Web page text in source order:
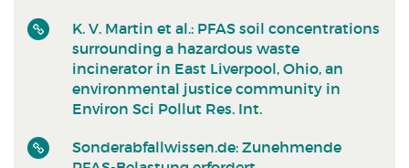
K. V. Martin et al.: PFAS soil concentrations
surrounding a hazardous waste
incinerator in East Liverpool, Ohio, an
environmental justice community in
Environ Sci Pollut Res. Int.
Sonderabfallwissen.de: Zunehmende